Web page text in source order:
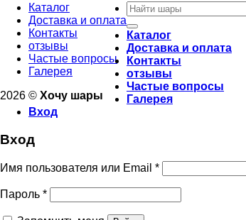
"Воздушный
шар
голубой"
90см
Каталог
Доставка и оплата
Контакты
отзывы
Частые вопросы
Галерея
2026 © Хочу шары
Искать:
Каталог
Доставка и оплата
Контакты
отзывы
Частые вопросы
Галерея
Вход
Вход
Имя пользователя или Email *
Пароль *